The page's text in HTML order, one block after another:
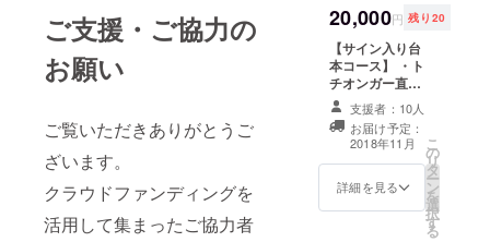
ご支援・ご協力の
お願い
ご覧いただきありがとうご
ざいます。
クラウドファンディングを
活用して集まったご協力者
ウドファンディ
ング特別デザイ
ン） ・企画者星
知弘が手掛ける
毘沙門堂の油揚
げ
20,000円 残り20
【サイン入り台
本コース】 ・ト
チオンガー直筆
サイン&宛名入
り年賀状 ・DVD
製作時にお名前
をクレジット掲
載（大型サイ
ズ） ※ご支援
支援者：10人
お届け予定：
2018年11月
詳細を見る
こ
の
リ
タ
ー
ン
を
選
択
す
る